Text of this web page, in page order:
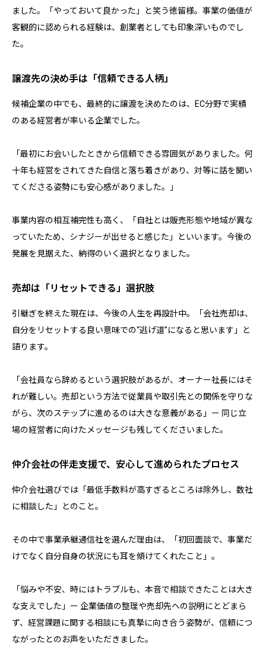
ました。「やっておいて良かった」と笑う徳留様。事業の価値が
客観的に認められる経験は、創業者としても印象深いものでし
た。
譲渡先の決め手は「信頼できる人柄」
候補企業の中でも、最終的に譲渡を決めたのは、EC分野で実績
のある経営者が率いる企業でした。
「最初にお会いしたときから信頼できる雰囲気がありました。何
十年も経営をされてきた自信と落ち着きがあり、対等に話を聞い
てくださる姿勢にも安心感がありました。」
事業内容の相互補完性も高く、「自社とは販売形態や地域が異な
っていたため、シナジーが出せると感じた」といいます。今後の
発展を見据えた、納得のいく選択となりました。
売却は「リセットできる」選択肢
引継ぎを終えた現在は、今後の人生を再設計中。「会社売却は、
自分をリセットする良い意味での“逃げ道”になると思います」と
語ります。
「会社員なら辞めるという選択肢があるが、オーナー社長にはそ
れが難しい。売却という方法で従業員や取引先との関係を守りな
がら、次のステップに進めるのは大きな意義がある」ー 同じ立
場の経営者に向けたメッセージも残してくださいました。
仲介会社の伴走支援で、安心して進められたプロセス
仲介会社選びでは「最低手数料が高すぎるところは除外し、数社
に相談した」とのこと。
その中で事業承継通信社を選んだ理由は、「初回面談で、事業だ
けでなく自分自身の状況にも耳を傾けてくれたこと」。
「悩みや不安、時にはトラブルも、本音で相談できたことは大き
な支えでした」ー 企業価値の整理や売却先への説明にとどまら
ず、経営課題に関する相談にも真摯に向き合う姿勢が、信頼につ
ながったとのお声をいただきました。